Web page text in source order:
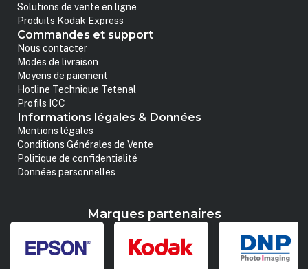
Solutions de vente en ligne
Produits Kodak Express
Commandes et support
Nous contacter
Modes de livraison
Moyens de paiement
Hotline Technique Tetenal
Profils ICC
Informations légales & Données
Mentions légales
Conditions Générales de Vente
Politique de confidentialité
Données personnelles
Marques partenaires